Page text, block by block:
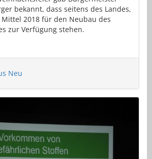
bekannt, dass seitens des Landes,
2018 für den Neubau des
zur Verfügung stehen.
Neu